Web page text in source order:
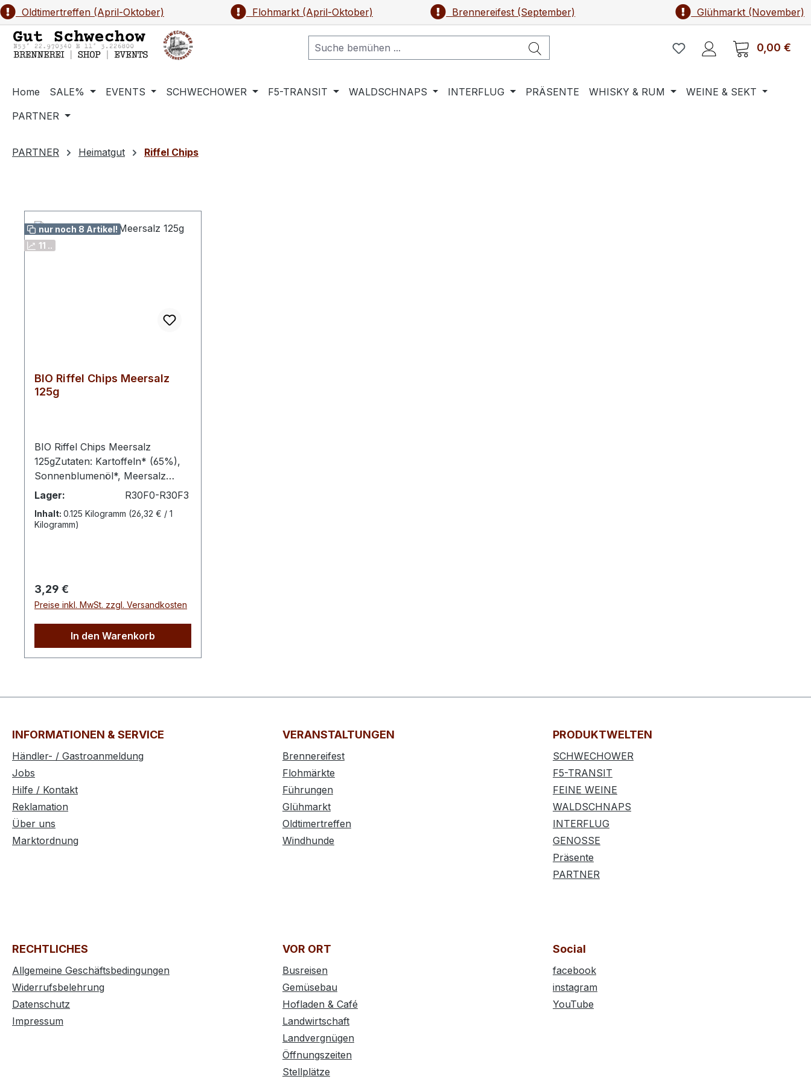
Hauptinhalt springen
Zur Suche springen
Zur Hauptnavigation springen
Oldtimertreffen (April-Oktober) Flohmarkt (April-Oktober) Brennereifest (September) Glühmarkt (November)
0,00 €
Home SALE% EVENTS SCHWECHOWER F5-TRANSIT WALDSCHNAPS INTERFLUG PRÄSENTE WHISKY & RUM
WEINE & SEKT
PARTNER
PARTNER Heimatgut Riffel Chips
nur noch 8 Artikel!
11 ..
BIO Riffel Chips Meersalz
125g
BIO Riffel Chips Meersalz
125gZutaten: Kartoffeln* (65%),
Sonnenblumenöl*, Meersalz
(1%)aus biologischen Anbau
kJ Energie 553 kcal Fett 37g
Lager: R30F0-R30F3
Inhalt: 0.125 Kilogramm (26,32 € / 1
Kilogramm)
Regulärer Preis:
3,29 €
Preise inkl. MwSt. zzgl. Versandkosten
In den Warenkorb
INFORMATIONEN & SERVICE
Händler- / Gastroanmeldung
Jobs
Hilfe / Kontakt
Reklamation
Über uns
Marktordnung
VERANSTALTUNGEN
Brennereifest
Flohmärkte
Führungen
Glühmarkt
Oldtimertreffen
Windhunde
PRODUKTWELTEN
SCHWECHOWER
F5-TRANSIT
FEINE WEINE
WALDSCHNAPS
INTERFLUG
GENOSSE
Präsente
PARTNER
RECHTLICHES
Allgemeine Geschäftsbedingungen
Widerrufsbelehrung
Datenschutz
Impressum
VOR ORT
Busreisen
Gemüsebau
Hofladen & Café
Landwirtschaft
Landvergnügen
Öffnungszeiten
Stellplätze
Social
facebook
instagram
YouTube